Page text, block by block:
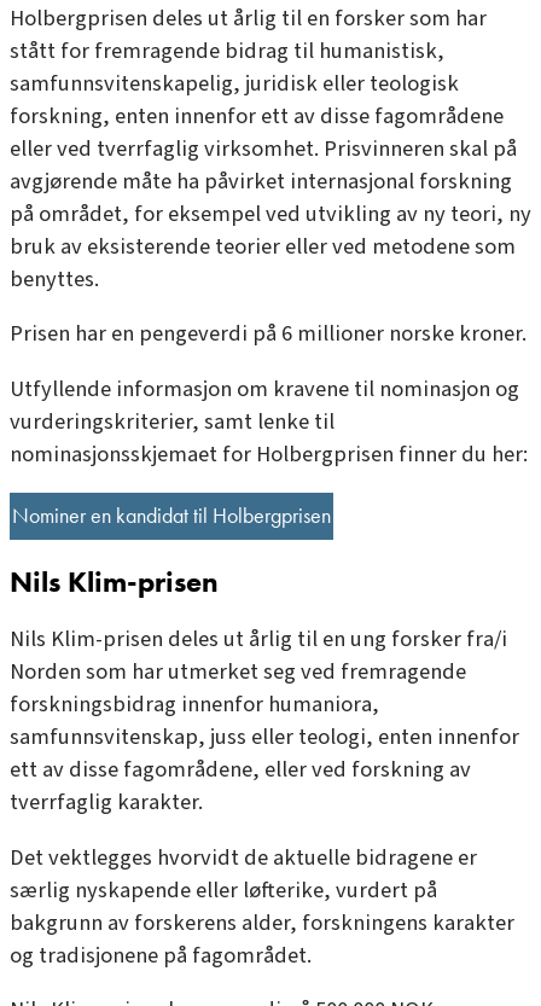
Holbergprisen deles ut årlig til en forsker som har
stått for fremragende bidrag til humanistisk,
samfunnsvitenskapelig, juridisk eller teologisk
forskning, enten innenfor ett av disse fagområdene
eller ved tverrfaglig virksomhet. Prisvinneren skal på
avgjørende måte ha påvirket internasjonal forskning
på området, for eksempel ved utvikling av ny teori, ny
bruk av eksisterende teorier eller ved metodene som
benyttes.
Prisen har en pengeverdi på 6 millioner norske kroner.
Utfyllende informasjon om kravene til nominasjon og
vurderingskriterier, samt lenke til
nominasjonsskjemaet for Holbergprisen finner du her:
Nominer en kandidat til Holbergprisen
Nils Klim-prisen
Nils Klim-prisen deles ut årlig til en ung forsker fra/i
Norden som har utmerket seg ved fremragende
forskningsbidrag innenfor humaniora,
samfunnsvitenskap, juss eller teologi, enten innenfor
ett av disse fagområdene, eller ved forskning av
tverrfaglig karakter.
Det vektlegges hvorvidt de aktuelle bidragene er
særlig nyskapende eller løfterike, vurdert på
bakgrunn av forskerens alder, forskningens karakter
og tradisjonene på fagområdet.